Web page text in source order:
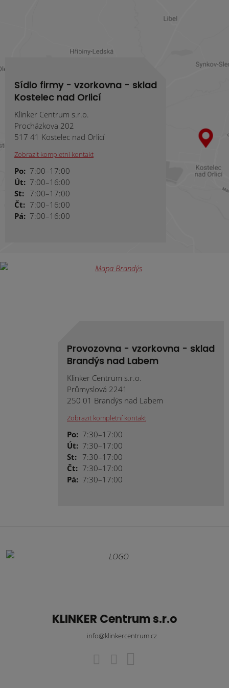
Sídlo firmy - vzorkovna - sklad
Kostelec nad Orlicí
Klinker Centrum s.r.o.
Procházkova 202
517 41 Kostelec nad Orlicí
Zobrazit kompletní kontakt
Po: 7:00–17:00
Út: 7:00–16:00
St: 7:00–17:00
Čt: 7:00–16:00
Pá: 7:00–16:00
Provozovna - vzorkovna - sklad
Brandýs nad Labem
Klinker Centrum s.r.o.
Průmyslová 2241
250 01 Brandýs nad Labem
Zobrazit kompletní kontakt
Po: 7:30–17:00
Út: 7:30–17:00
St: 7:30–17:00
Čt: 7:30–17:00
Pá: 7:30–17:00
KLINKER Centrum s.r.o
info@klinkercentrum.cz